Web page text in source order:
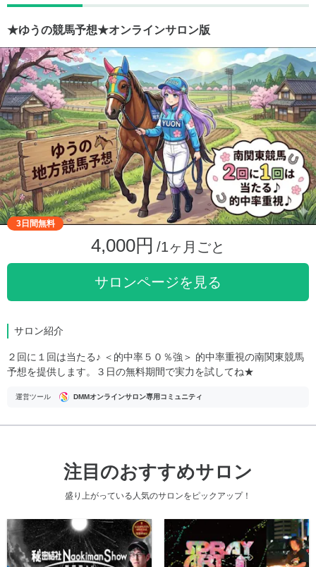
★ゆうの競馬予想★オンラインサロン版
3日間無料
4,000円 /1ヶ月ごと
サロンページを見る
サロン紹介
２回に１回は当たる♪ ＜的中率５０％強＞ 的中率重視の南関東競馬
予想を提供します。３日の無料期間で実力を試してね★
運営ツール DMMオンラインサロン専用コミュニティ
注目のおすすめサロン
盛り上がっている人気のサロンをピックアップ！